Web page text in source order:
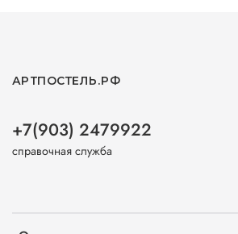
АРТПОСТЕЛЬ.РФ
+7(903) 2479922
справочная служба